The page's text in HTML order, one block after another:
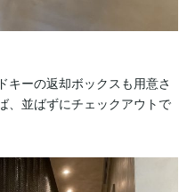
キーの返却ボックスも用意さ
、並ばずにチェックアウトで